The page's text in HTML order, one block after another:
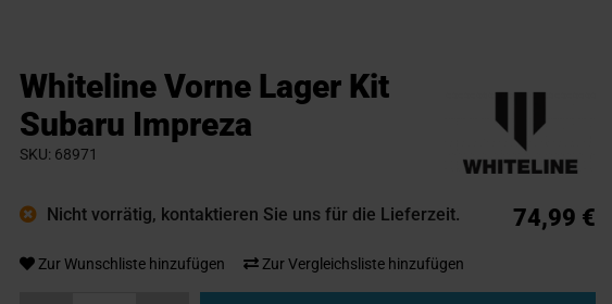
Whiteline Vorne Lager Kit
Subaru Impreza
SKU 68971
Nicht vorrätig, kontaktieren Sie uns für die Lieferzeit. 74,99 €
Zur Wunschliste hinzufügen Zur Vergleichsliste hinzufügen